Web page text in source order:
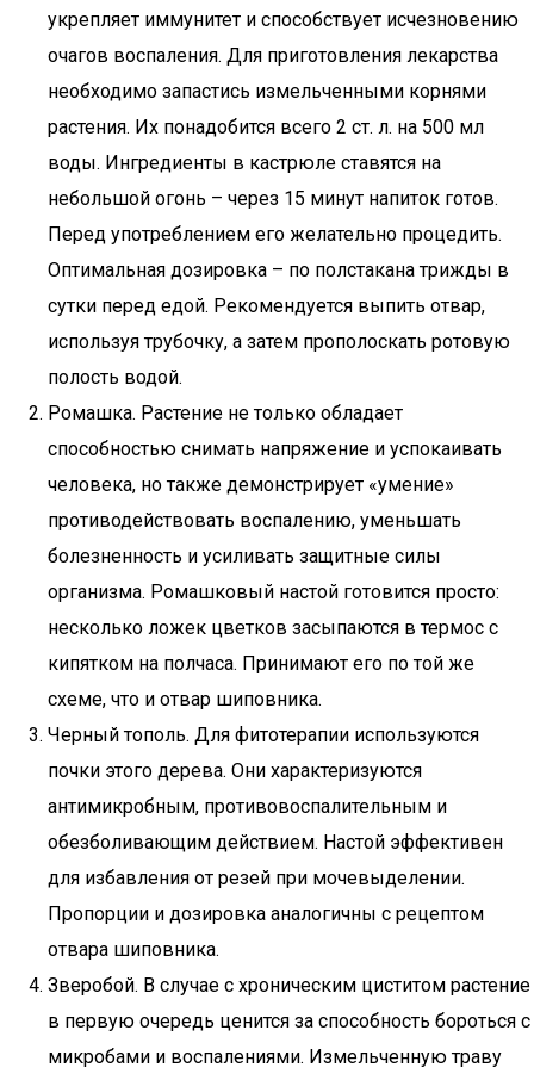
укрепляет иммунитет и способствует исчезновению
очагов воспаления. Для приготовления лекарства
необходимо запастись измельченными корнями
растения. Их понадобится всего 2 ст. л. на 500 мл
воды. Ингредиенты в кастрюле ставятся на
небольшой огонь – через 15 минут напиток готов.
Перед употреблением его желательно процедить.
Оптимальная дозировка – по полстакана трижды в
сутки перед едой. Рекомендуется выпить отвар,
используя трубочку, а затем прополоскать ротовую
полость водой.
Ромашка. Растение не только обладает
способностью снимать напряжение и успокаивать
человека, но также демонстрирует «умение»
противодействовать воспалению, уменьшать
болезненность и усиливать защитные силы
организма. Ромашковый настой готовится просто:
несколько ложек цветков засыпаются в термос с
кипятком на полчаса. Принимают его по той же
схеме, что и отвар шиповника.
Черный тополь. Для фитотерапии используются
почки этого дерева. Они характеризуются
антимикробным, противовоспалительным и
обезболивающим действием. Настой эффективен
для избавления от резей при мочевыделении.
Пропорции и дозировка аналогичны с рецептом
отвара шиповника.
Зверобой. В случае с хроническим циститом растение
в первую очередь ценится за способность бороться с
микробами и воспалениями. Измельченную траву